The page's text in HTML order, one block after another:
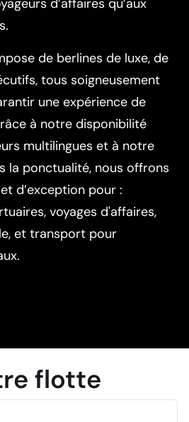
d’affaires qu’aux
de berlines de luxe, de
tous soigneusement
une expérience de
à notre disponibilité
multilingues et à notre
la ponctualité, nous offrons
d’exception pour :
, voyages d'affaires,
, et transport pour
.
flotte